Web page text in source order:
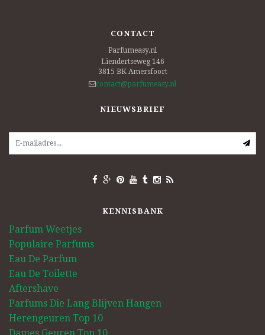
CONTACT
Parfumeasy.nl
Liendertseweg 146
3815 BK Amersfoort
contact@parfumeasy.nl
NIEUWSBRIEF
KENNISBANK
Parfum Weetjes
Populaire Parfums
Eau De Parfum
Eau De Toilette
Aftershave
Parfums Die Lang Blijven Hangen
Herengeuren Top 10